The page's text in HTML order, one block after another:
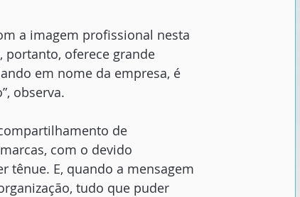
a imagem profissional nesta
oferece grande
em nome da empresa, é
observa.
de
com o devido
tênue. E, quando a mensagem
tudo que puder